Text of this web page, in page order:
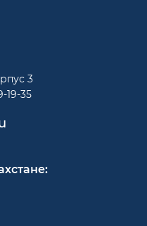
3
19-35